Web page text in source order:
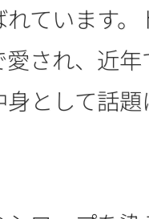
ています
され、近
として話